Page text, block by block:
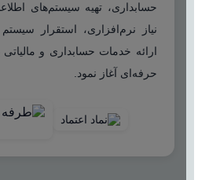
حسابداری، تهیه سیستم‌های
نیاز نرم‌افزاری، استقرار
ارائه خدمات حسابداری و
حرفه‌ای آغاز نمود.